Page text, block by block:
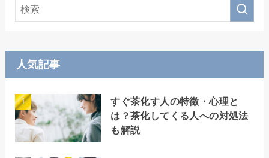
人気記事
すぐ茶化す人の特徴・心理と
は？茶化してくる人への対処法
も解説